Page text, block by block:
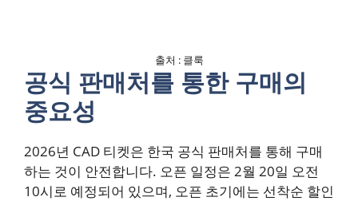
출처 : 클룩
공식 판매처를 통한 구매의
중요성
2026년 CAD 티켓은 한국 공식 판매처를 통해 구매
하는 것이 안전합니다. 오픈 일정은 2월 20일 오전
10시로 예정되어 있으며, 오픈 초기에는 선착순 할인